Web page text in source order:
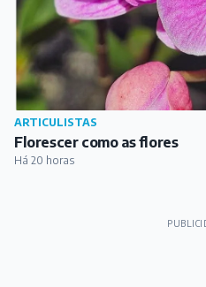
ARTICULISTAS
Florescer como as flores
Há 20 horas